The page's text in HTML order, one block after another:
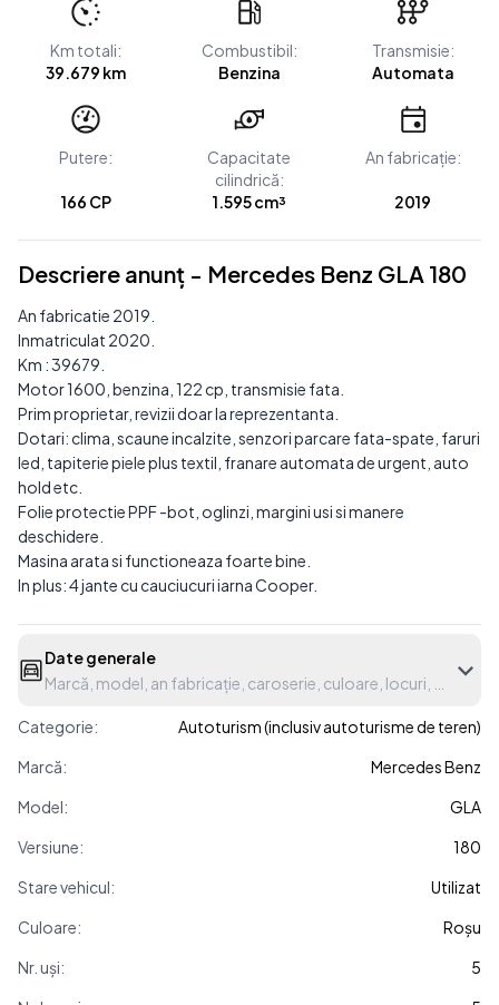
Km totali:
39.679 km
Combustibil:
Benzina
Transmisie:
Automata
Putere:
166 CP
Capacitate
cilindrică:
1.595 cm³
An fabricație:
2019
Descriere anunț - Mercedes Benz GLA 180
An fabricatie 2019.
Inmatriculat 2020.
Km : 39679.
Motor 1600, benzina, 122 cp, transmisie fata.
Prim proprietar, revizii doar la reprezentanta.
Dotari: clima, scaune incalzite, senzori parcare fata-spate, faruri
led, tapiterie piele plus textil, franare automata de urgent, auto
hold etc.
Folie protectie PPF -bot, oglinzi, margini usi si manere
deschidere.
Masina arata si functioneaza foarte bine.
In plus: 4 jante cu cauciucuri iarna Cooper.
Date generale
Marcă, model, an fabricație, caroserie, culoare, locuri, etc.
Categorie:
Autoturism (inclusiv autoturisme de teren)
Marcă:
Mercedes Benz
Model:
GLA
Versiune:
180
Stare vehicul:
Utilizat
Culoare:
Roșu
Nr. uși:
5